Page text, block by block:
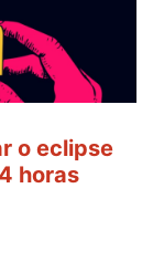
o eclipse
horas